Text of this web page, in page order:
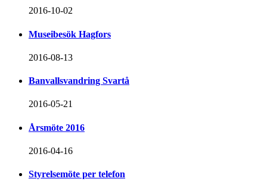
2016-10-02
Museibesök Hagfors
2016-08-13
Banvallsvandring Svartå
2016-05-21
Årsmöte 2016
2016-04-16
Styrelsemöte per telefon